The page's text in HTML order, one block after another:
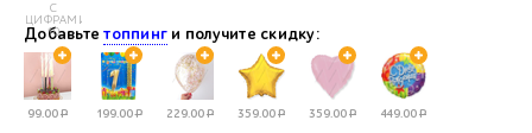
С
ЦИФРАМИ
10
Добавьтетоппинг и получите скидку:
99.00Р 199.00Р 229.00Р 359.00Р 359.00Р 449.00Р